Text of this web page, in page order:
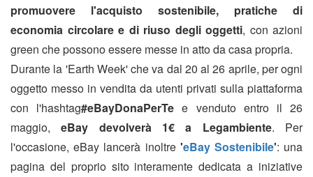
promuovere l'acquisto sostenibile, pratiche di
economia circolare e di riuso degli oggetti, con azioni
green che possono essere messe in atto da casa propria.
Durante la 'Earth Week' che va dal 20 al 26 aprile, per ogni
oggetto messo in vendita da utenti privati sulla piattaforma
con l'hashtag#eBayDonaPerTe e venduto entro il 26
maggio, eBay devolverà 1€ a Legambiente.
Per
l'occasione, eBay lancerà inoltre 'eBay Sostenibile': una
pagina del proprio sito interamente dedicata a iniziative